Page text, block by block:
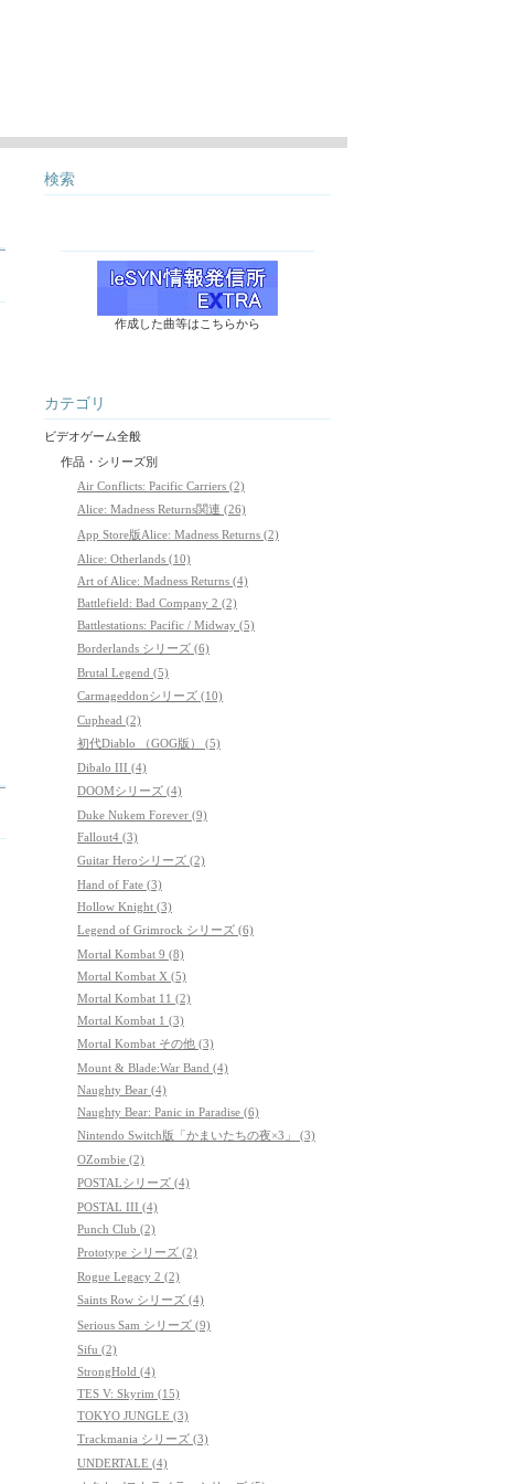
検索
作成した曲等はこちらから
カテゴリ
ビデオゲーム全般
作品・シリーズ別
Air Conflicts: Pacific Carriers (2)
Alice: Madness Returns関連 (26)
App Store版Alice: Madness Returns (2)
Alice: Otherlands (10)
Art of Alice: Madness Returns (4)
Battlefield: Bad Company 2 (2)
Battlestations: Pacific / Midway (5)
Borderlands シリーズ (6)
Brutal Legend (5)
Carmageddonシリーズ (10)
Cuphead (2)
初代Diablo （GOG版） (5)
Dibalo III (4)
DOOMシリーズ (4)
Duke Nukem Forever (9)
Fallout4 (3)
Guitar Heroシリーズ (2)
Hand of Fate (3)
Hollow Knight (3)
Legend of Grimrock シリーズ (6)
Mortal Kombat 9 (8)
Mortal Kombat X (5)
Mortal Kombat 11 (2)
Mortal Kombat 1 (3)
Mortal Kombat その他 (3)
Mount & Blade:War Band (4)
Naughty Bear (4)
Naughty Bear: Panic in Paradise (6)
Nintendo Switch版「かまいたちの夜×3」 (3)
OZombie (2)
POSTALシリーズ (4)
POSTAL III (4)
Punch Club (2)
Prototype シリーズ (2)
Rogue Legacy 2 (2)
Saints Row シリーズ (4)
Serious Sam シリーズ (9)
Sifu (2)
StrongHold (4)
TES V: Skyrim (15)
TOKYO JUNGLE (3)
Trackmania シリーズ (3)
UNDERTALE (4)